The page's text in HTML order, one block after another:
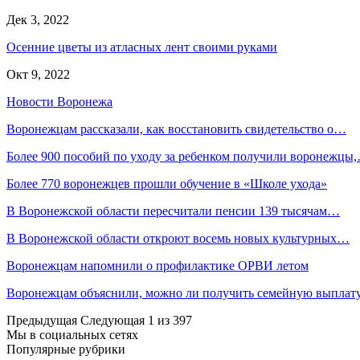
Дек 3, 2022
Осенние цветы из атласных лент своими руками
Окт 9, 2022
Новости Воронежа
Воронежцам рассказали, как восстановить свидетельство о…
Более 900 пособий по уходу за ребенком получили
Более 770 воронежцев прошли обучение в «Школе ухода»
В Воронежской области пересчитали пенсии 139 тысячам…
В Воронежской области откроют восемь новых культурных…
Воронежцам напомнили о профилактике ОРВИ летом
Воронежцам объяснили, можно ли получить семейную
Предыдущая Следующая 1 из 397
Мы в социальных сетях
Популярные рубрики